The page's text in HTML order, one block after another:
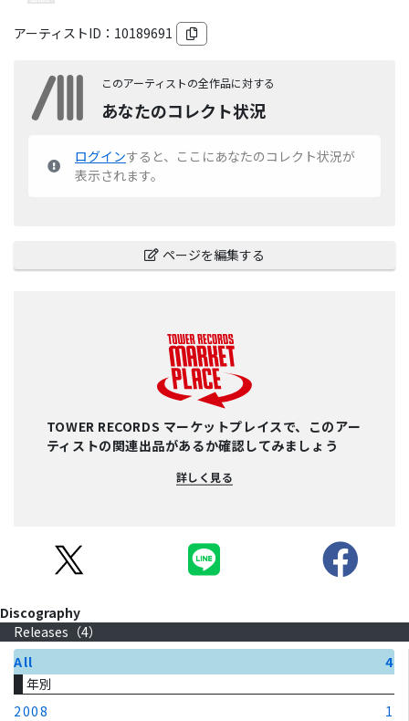
アーティストID： 10189691
このアーティストの全作品に対する
あなたのコレクト状況
ログインすると、ここにあなたのコレクト状況が
表示されます。
ページを編集する
TOWER RECORDS マーケットプレイスで、このアー
ティストの関連出品があるか確認してみましょう
詳しく見る
Discography
Releases（4）
All
4
年別
2008
1